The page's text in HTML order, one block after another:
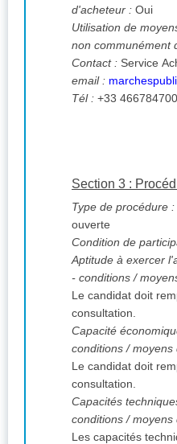
d'acheteur : Oui
Utilisation de
non communément
Contact : Service
email :
Tél : +33 466784700
Section 3 :
Type de procédure :
ouverte
Condition de
Aptitude à exercer
- conditions /
Le candidat doit
consultation.
Capacité
conditions / moyens
Le candidat doit
consultation.
Capacités
conditions / moyens
Les capacités